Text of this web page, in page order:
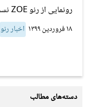
رونمایی از رنو ZOE نسخه ریویرا
۱۸ فروردین ۱۳۹۹ اخبار رنو
دسته‌های مطالب